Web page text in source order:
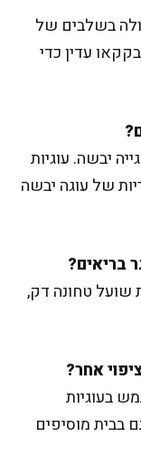
בשלבים של
עדין כדי
יבשה. עוגיות
של עוגה יבשה
שועל טחונה דק,
בעוגיות
בבית מוסיפים